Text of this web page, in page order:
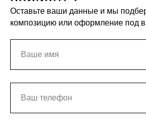
Оставьте ваши данные и мы
композицию или оформление под